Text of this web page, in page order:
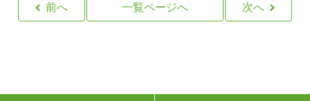
前へ 一覧ページへ 次へ